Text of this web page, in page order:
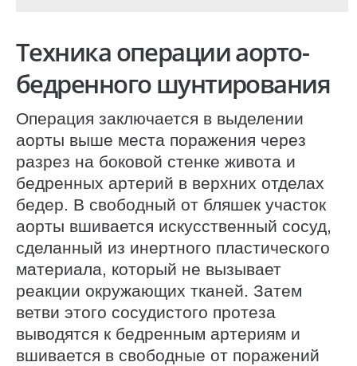
Техника операции аорто-
бедренного шунтирования
Операция заключается в выделении
аорты выше места поражения через
разрез на боковой стенке живота и
бедренных артерий в верхних отделах
бедер. В свободный от бляшек участок
аорты вшивается искусственный сосуд,
сделанный из инертного пластического
материала, который не вызывает
реакции окружающих тканей. Затем
ветви этого сосудистого протеза
выводятся к бедренным артериям и
вшивается в свободные от поражений